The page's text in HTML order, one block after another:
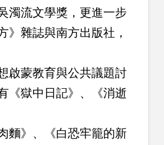
濁流文學獎，更進一步
》雜誌與南方出版社，
啟蒙教育與公共議題討
《獄中日記》、《消逝
麵》、《白恐牢籠的新